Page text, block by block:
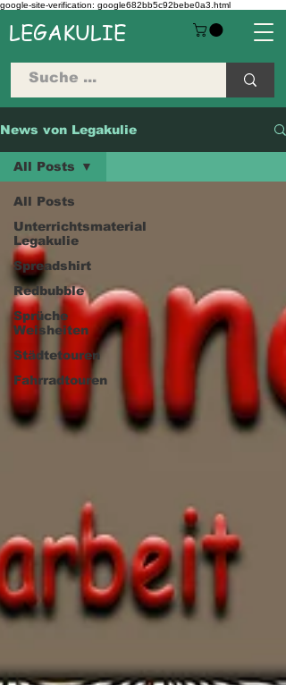
google-site-verification: google682bb5c92bebe0a3.html
LEGAKULIE
News von Legakulie
All Posts
Unterrichtsmaterial
Legakulie
Spreadshirt
Redbubble
Sprüche
Weisheiten
Städtetouren
Fahrradtouren
All Posts